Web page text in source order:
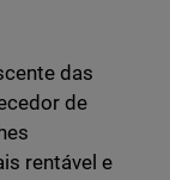
das
de
rentável e